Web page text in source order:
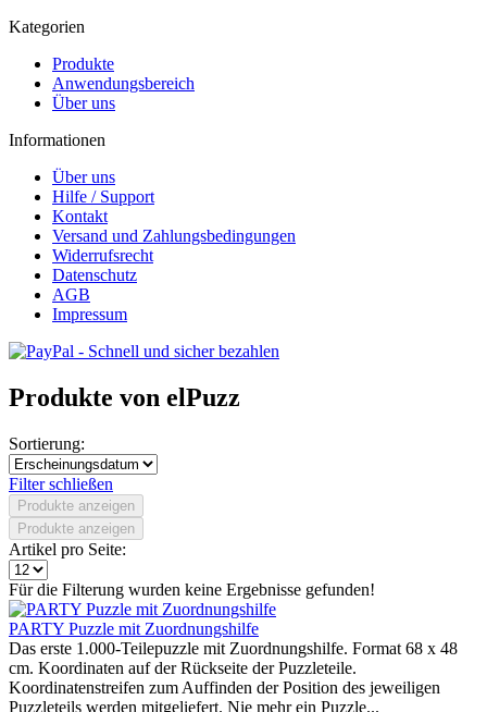
Kategorien
Produkte
Anwendungsbereich
Über uns
Informationen
Über uns
Hilfe / Support
Kontakt
Versand und Zahlungsbedingungen
Widerrufsrecht
Datenschutz
AGB
Impressum
Produkte von elPuzz
Sortierung:
Filter schließen
Produkte anzeigen
Produkte anzeigen
Artikel pro Seite:
Für die Filterung wurden keine Ergebnisse gefunden!
PARTY Puzzle mit Zuordnungshilfe
Das erste 1.000-Teilepuzzle mit Zuordnungshilfe. Format 68 x 48
cm. Koordinaten auf der Rückseite der Puzzleteile.
Koordinatenstreifen zum Auffinden der Position des jeweiligen
Puzzleteils werden mitgeliefert. Nie mehr ein Puzzle...